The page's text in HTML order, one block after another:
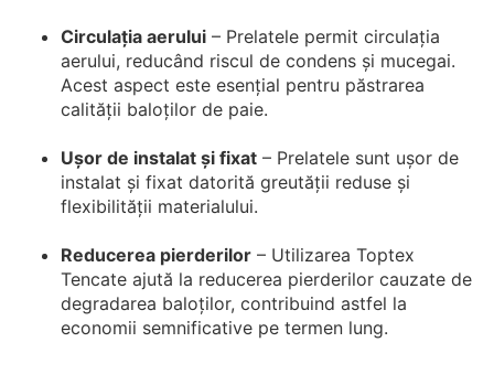
Circulația aerului – Prelatele permit circulația
aerului, reducând riscul de condens și mucegai.
Acest aspect este esențial pentru păstrarea
calității baloților de paie.
Ușor de instalat și fixat – Prelatele sunt ușor de
instalat și fixat datorită greutății reduse și
flexibilității materialului.
Reducerea pierderilor – Utilizarea Toptex
Tencate ajută la reducerea pierderilor cauzate de
degradarea baloților, contribuind astfel la
economii semnificative pe termen lung.